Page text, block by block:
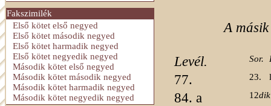
Fakszimilék
Első kötet első negyed
Első kötet második negyed
Első kötet harmadik negyed
Első kötet negyedik negyed
Második kötet első negyed
Második kötet második negyed
Második kötet harmadik negyed
Második kötet negyedik negyed
A
Levél. Sor.
77. 23.
84. a 12dik